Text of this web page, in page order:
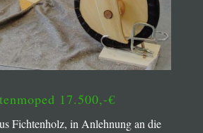
17.500,-€
Fichtenholz, in Anlehnung an die